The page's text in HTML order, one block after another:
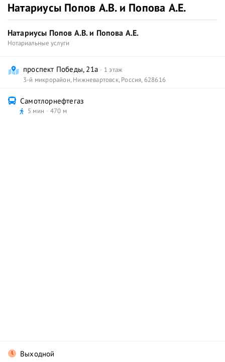
Натариусы Попов А.В. и Попова А.Е.
Натариусы Попов А.В. и Попова А.Е.
Нотариальные услуги
проспект Победы, 21а
1 этаж
3-й микрорайон,Нижневартовск,Россия, 628616
Самотлорнефтегаз
5 мин 470 м
Выходной